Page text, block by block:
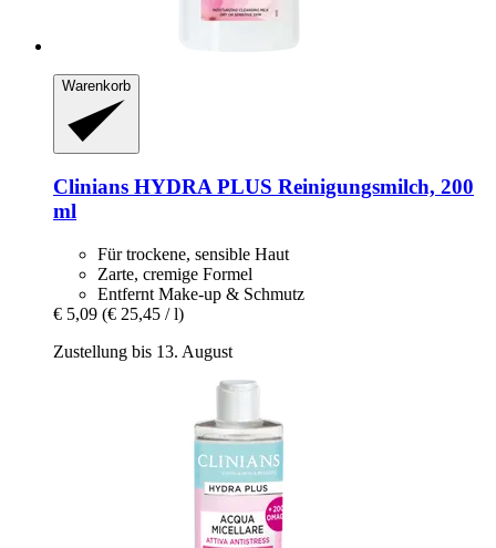
Warenkorb
Clinians HYDRA PLUS Reinigungsmilch, 200
ml
Für trockene, sensible Haut
Zarte, cremige Formel
Entfernt Make-up & Schmutz
€ 5,09 (€ 25,45 / l)
Zustellung bis 13. August